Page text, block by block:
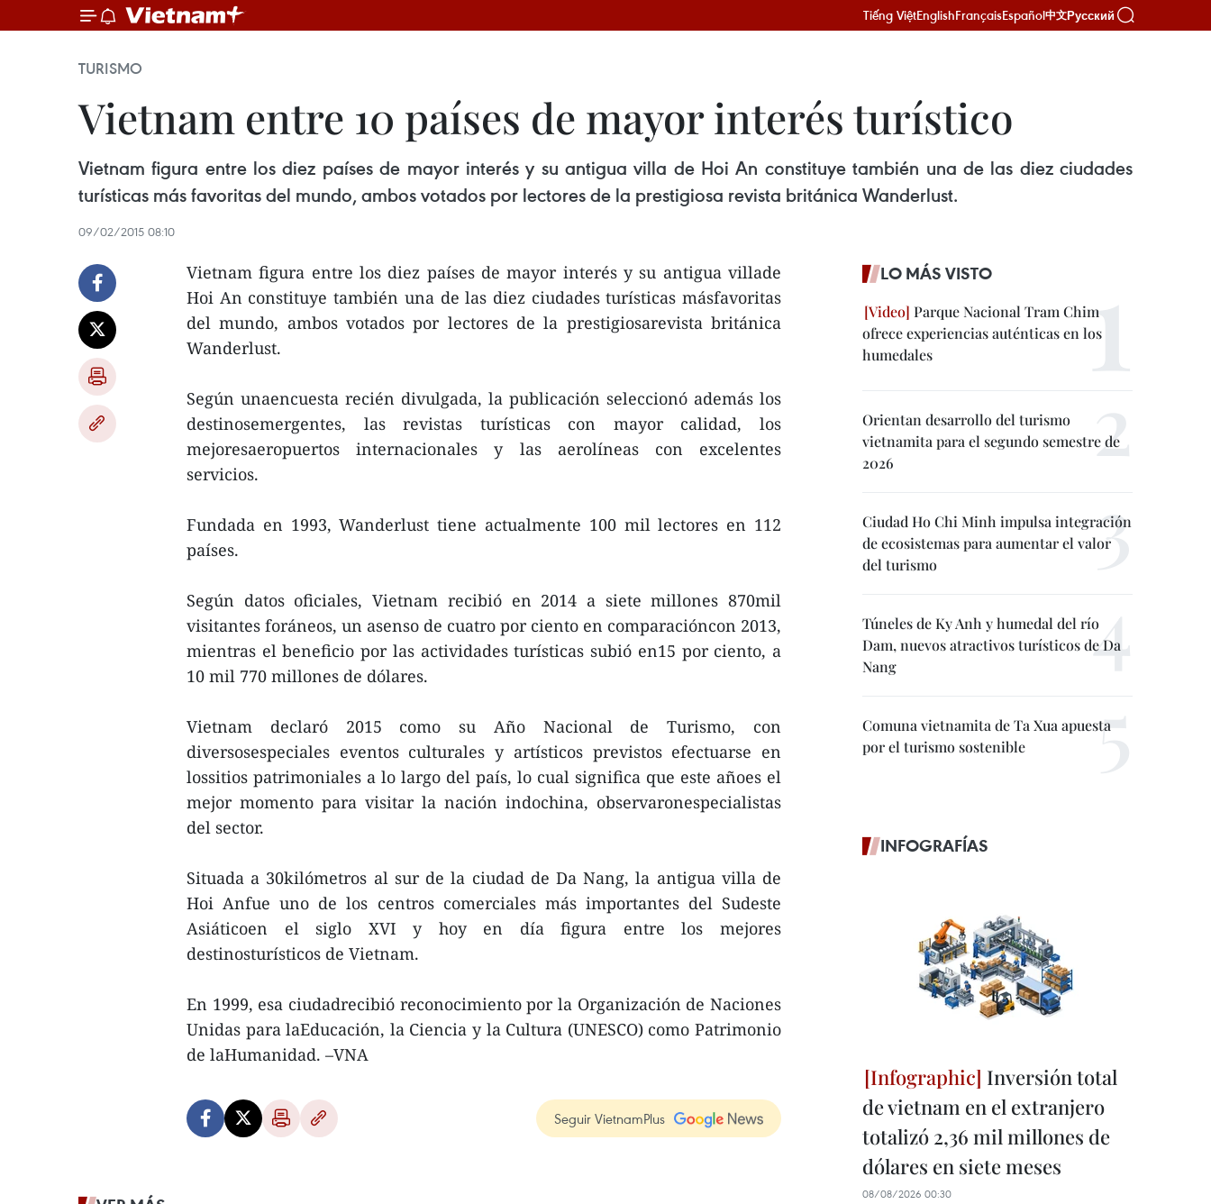
Tiếng ViệtEnglishFrançaisEspañol中文Русский
TURISMO
Vietnam entre 10 países de mayor interés turístico
Vietnam figura entre los diez países de mayor interés y su antigua villa de Hoi An constituye también una de las diez ciudades
turísticas más favoritas del mundo, ambos votados por lectores de la prestigiosa revista británica Wanderlust.
09/02/2015 08:10
Vietnam figura entre los diez países de mayor interés y su antigua villade
Hoi An constituye también una de las diez ciudades turísticas másfavoritas
del mundo, ambos votados por lectores de la prestigiosarevista británica
Wanderlust.
Según unaencuesta recién divulgada, la publicación seleccionó además los
destinosemergentes, las revistas turísticas con mayor calidad, los
mejoresaeropuertos internacionales y las aerolíneas con excelentes
servicios.
Fundada en 1993, Wanderlust tiene actualmente 100 mil lectores en 112
países.
Según datos oficiales, Vietnam recibió en 2014 a siete millones 870mil
visitantes foráneos, un asenso de cuatro por ciento en comparacióncon 2013,
mientras el beneficio por las actividades turísticas subió en15 por ciento, a
10 mil 770 millones de dólares.
Vietnam declaró 2015 como su Año Nacional de Turismo, con
diversosespeciales eventos culturales y artísticos previstos efectuarse en
lossitios patrimoniales a lo largo del país, lo cual significa que este añoes el
mejor momento para visitar la nación indochina, observaronespecialistas
del sector.
Situada a 30kilómetros al sur de la ciudad de Da Nang, la antigua villa de
Hoi Anfue uno de los centros comerciales más importantes del Sudeste
Asiáticoen el siglo XVI y hoy en día figura entre los mejores
destinosturísticos de Vietnam.
En 1999, esa ciudadrecibió reconocimiento por la Organización de Naciones
Unidas para laEducación, la Ciencia y la Cultura (UNESCO) como Patrimonio
de laHumanidad. –VNA
Seguir VietnamPlus
LO MÁS VISTO
Parque Nacional Tram Chim
ofrece experiencias auténticas en los
humedales
Orientan desarrollo del turismo
vietnamita para el segundo semestre de
2026
Ciudad Ho Chi Minh impulsa integración
de ecosistemas para aumentar el valor
del turismo
Túneles de Ky Anh y humedal del río
Dam, nuevos atractivos turísticos de Da
Nang
Comuna vietnamita de Ta Xua apuesta
por el turismo sostenible
INFOGRAFÍAS
Inversión total
de vietnam en el extranjero
totalizó 2,36 mil millones de
dólares en siete meses
08/08/2026 00:30